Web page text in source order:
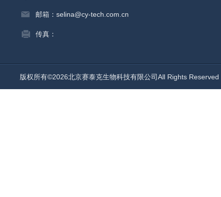
邮箱：selina@cy-tech.com.cn
传真：
版权所有©2026北京赛泰克生物科技有限公司All Rights